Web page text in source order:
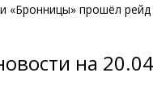
«Бронницы» прошёл рейд
на